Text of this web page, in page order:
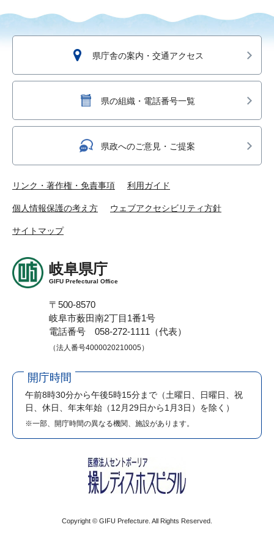
県庁舎の案内・交通アクセス
県の組織・電話番号一覧
県政へのご意見・ご提案
リンク・著作権・免責事項 利用ガイド
個人情報保護の考え方 ウェブアクセシビリティ方針
サイトマップ
岐阜県庁
GIFU Prefectural Office
〒500-8570
岐阜市薮田南2丁目1番1号
電話番号 058-272-1111（代表）
（法人番号4000020210005）
開庁時間
午前8時30分から午後5時15分まで （土曜日、日曜日、祝
日、休日、年末年始（12月29日から1月3日）を除く）
※一部、開庁時間の異なる機関、施設があります。
Copyright © GIFU Prefecture. All Rights Reserved.